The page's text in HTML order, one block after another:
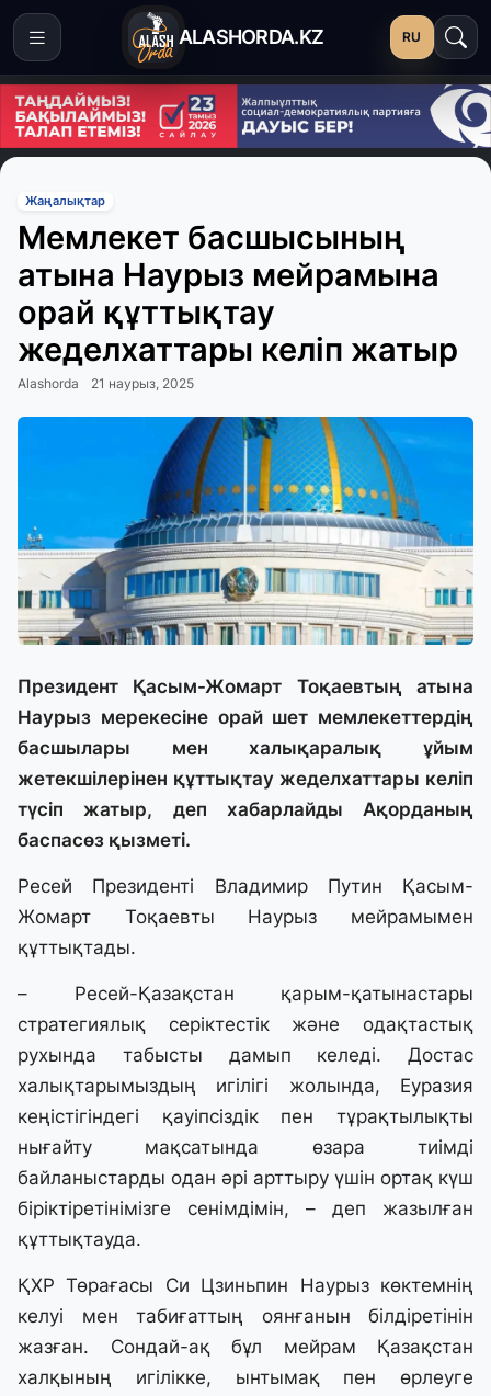
ALASHORDA.KZ RU
Жаңалықтар
Мемлекет басшысының
атына Наурыз мейрамына
орай құттықтау
жеделхаттары келіп жатыр
Alashorda 21 наурыз, 2025
Президент Қасым-Жомарт Тоқаевтың атына
Наурыз мерекесіне орай шет мемлекеттердің
басшылары мен халықаралық ұйым
жетекшілерінен құттықтау жеделхаттары келіп
түсіп жатыр, деп хабарлайды Ақорданың
баспасөз қызметі.
Ресей Президенті Владимир Путин Қасым-
Жомарт Тоқаевты Наурыз мейрамымен
құттықтады.
– Ресей-Қазақстан қарым-қатынастары
стратегиялық серіктестік және одақтастық
рухында табысты дамып келеді. Достас
халықтарымыздың игілігі жолында, Еуразия
кеңістігіндегі қауіпсіздік пен тұрақтылықты
нығайту мақсатында өзара тиімді
байланыстарды одан әрі арттыру үшін ортақ күш
біріктіретінімізге сенімдімін, – деп жазылған
құттықтауда.
ҚХР Төрағасы Си Цзиньпин Наурыз көктемнің
келуі мен табиғаттың оянғанын білдіретінін
жазған. Сондай-ақ бұл мейрам Қазақстан
халқының игілікке, ынтымақ пен өрлеуге